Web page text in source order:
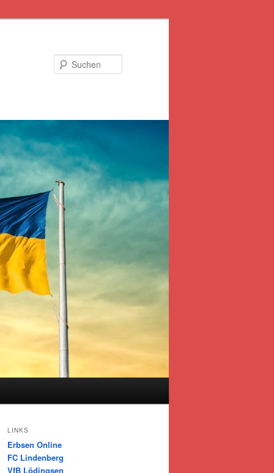
LINKS
Erbsen Online
FC Lindenberg
VfB Lödingsen